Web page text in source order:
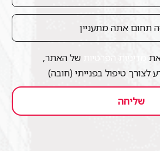
של האתר,
טיפול בפנייתי (חובה)
שליחה